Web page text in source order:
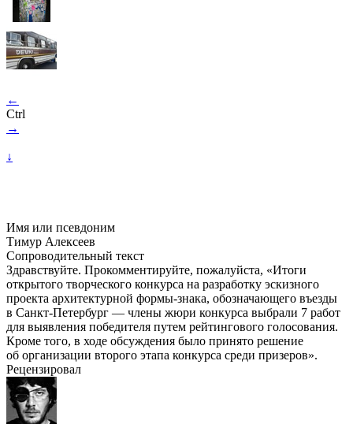
←
Ctrl
→
↓
Имя или псевдоним
Тимур Алексеев
Сопроводительный текст
Здравствуйте. Прокомментируйте, пожалуйста, «Итоги
открытого творческого конкурса на разработку эскизного
проекта архитектурной формы-знака, обозначающего въезды
в Санкт-Петербург — члены жюри конкурса выбрали 7 работ
для выявления победителя путем рейтингового голосования.
Кроме того, в ходе обсуждения было принято решение
об организации второго этапа конкурса среди призеров».
Рецензировал